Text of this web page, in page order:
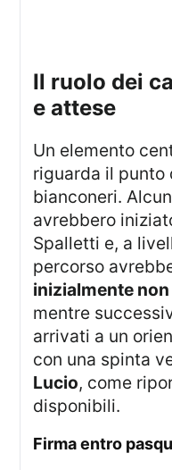
il ruolo dei calciatori: conferme
e attese
Un elemento centrale nella vicenda
riguarda il
bianconeri.
avrebbero
Spalletti e, a
percorso
inizialmente
mentre
arrivati a un
con una spinta
Lucio, come
disponibili.
firma entro